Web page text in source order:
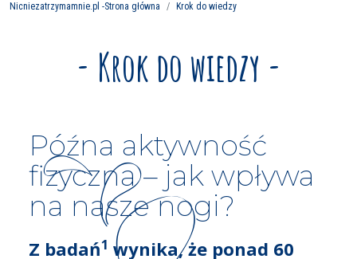
Nicniezatrzymamnie.pl -Strona główna Krok do wiedzy
- Krok do wiedzy -
Późna aktywność
fizyczna – jak wpływa
na nasze nogi?
Z badań1 wynika, że ponad 60